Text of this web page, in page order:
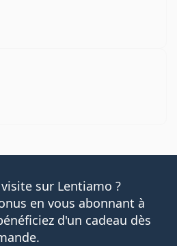
sur Lentiamo ?
en vous abonnant à
d'un cadeau dès